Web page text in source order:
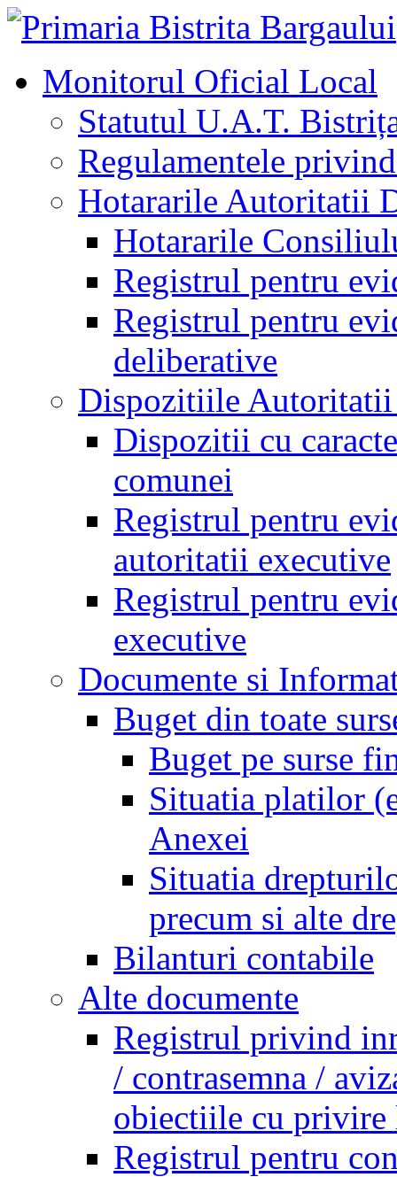
Monitorul Oficial Local
Statutul U.A.T.
Regulamentele
Hotararile Autoritatii
Hotararile
Registrul pentru
Registrul pentru
deliberative
Dispozitiile
Dispozitii cu
comunei
Registrul pentru
autoritatii executive
Registrul pentru
executive
Documente si
Buget din toate
Buget pe surse
Situatia platilor
Anexei
Situatia
precum si alte
Bilanturi contabile
Alte documente
Registrul privind
/ contrasemna /
obiectiile cu privire
Registrul pentru